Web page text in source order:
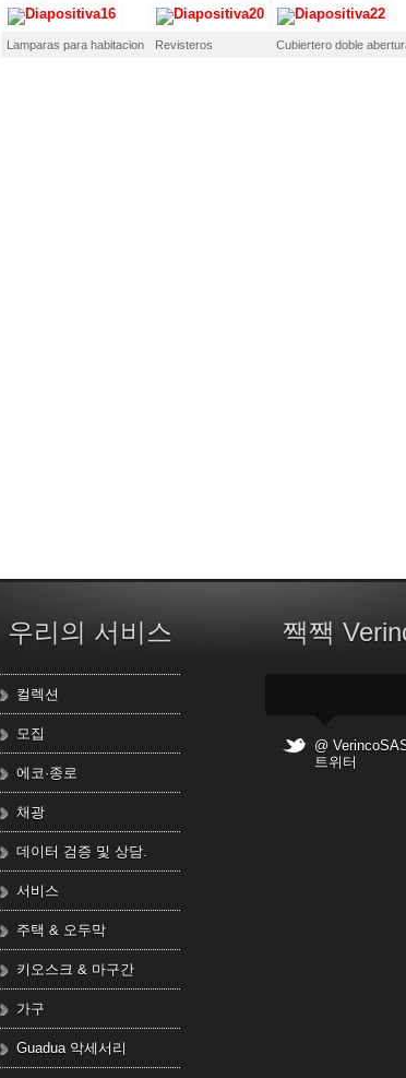
Lamparas para habitacion Revisteros Cubiertero doble
우리의 서비스
컬렉션
모집
에코·종로
채광
데이터 검증 및 상담.
서비스
주택 & 오두막
키오스크 & 마구간
가구
Guadua 악세서리
짹짹
@
트위터